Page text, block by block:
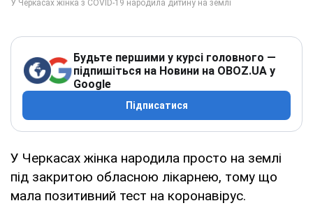
Будьте першими у курсі головного —
підпишіться на Новини на OBOZ.UA у
Google
Підписатися
У Черкасах жінка народила просто на землі
під закритою обласною лікарнею, тому що
мала позитивний тест на коронавірус.